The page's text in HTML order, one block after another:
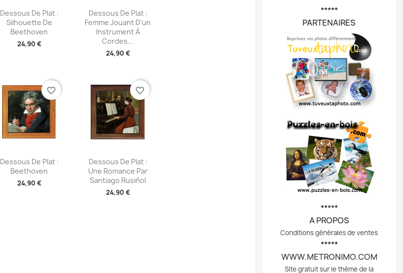
Aperçu rapide
Dessous De Plat :
Silhouette De
Beethoven
24,90 €
Aperçu rapide
Dessous De Plat :
Femme Jouant D'un
Instrument À
Cordes...
24,90 €
Aperçu rapide
Dessous De Plat :
Beethoven
24,90 €
favorite_border
Aperçu rapide
Dessous De Plat :
Une Romance Par
Santiago Rusiñol
24,90 €
favorite_border
*****
PARTENAIRES
*****
A PROPOS
Conditions générales de ventes
*****
WWW.METRONIMO.COM
Site gratuit sur le thème de la